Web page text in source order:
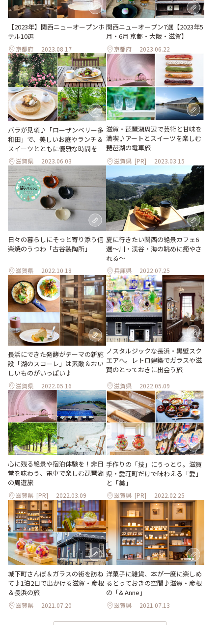
【2023年】関西ニューオープンホ
テル10選
京都府 2023.08.17
関西ニューオープン7選【2023年5
月・6月 京都・大阪・滋賀】
京都府 2023.06.22
バラが見頃♪「ローザンベリー多
和田」で、美しいお庭やランチ＆
スイーツとともに優雅な時間を
滋賀県 2023.06.03
滋賀・琵琶湖周辺で芸術と甘味を
満喫♪アートとスイーツを楽しむ
琵琶湖の電車旅
滋賀県 [PR] 2023.03.15
日々の暮らしにそっと寄り添う信
楽焼のうつわ「古谷製陶所」
滋賀県 2022.10.18
夏に行きたい関西の絶景カフェ6
選～川・渓谷・海の眺めに癒やさ
れる～
兵庫県 2022.07.25
長浜にできた発酵がテーマの新施
設「湖のスコーレ」は素敵＆おい
しいものがいっぱい♪
滋賀県 2022.05.16
ノスタルジックな長浜・黒壁スク
エアへ。レトロ建築でガラスや滋
賀のとっておきに出会う旅
滋賀県 2022.05.09
心に残る絶景や宿泊体験を！非日
常を味わう、電車で楽しむ琵琶湖
の周遊旅
滋賀県 [PR] 2022.03.09
手作りの「技」にうっとり。滋賀
県・愛荘町だけで味わえる「愛」
と「美」
滋賀県 [PR] 2022.02.25
城下町さんぽ＆ガラスの街を訪ね
て♪1泊2日で出かける滋賀・彦根
＆長浜の旅
滋賀県 2021.07.20
洋菓子に雑貨、本が一度に楽しめ
るとっておきの空間♪滋賀・彦根
の「& Anne」
滋賀県 2021.07.13